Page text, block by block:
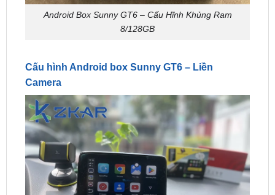
Cấu hình Android box Sunny GT6 – Liền